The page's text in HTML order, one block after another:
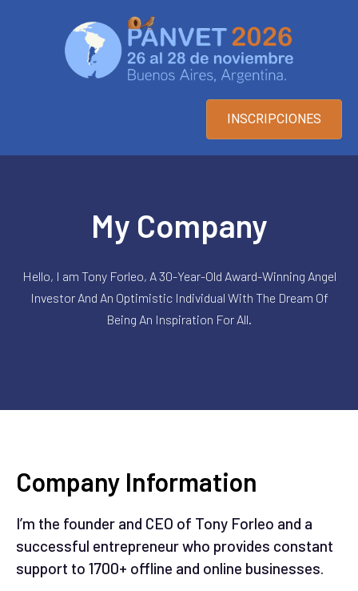
INSCRIPCIONES
My Company
Hello, I am Tony Forleo, A 30-Year-Old Award-Winning Angel
Investor And An Optimistic Individual With The Dream Of
Being An Inspiration For All.
Company Information
I’m the founder and CEO of Tony Forleo and a
successful entrepreneur who provides constant
support to 1700+ offline and online businesses.